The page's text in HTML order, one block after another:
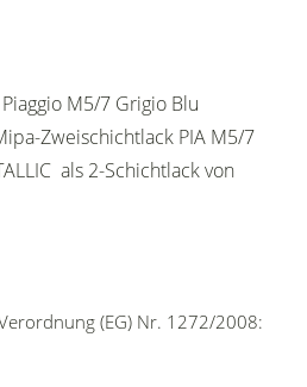
M5/7 Grigio Blu
Zweischichtlack PIA M5/7
als 2-Schichtlack von
(EG) Nr. 1272/2008: